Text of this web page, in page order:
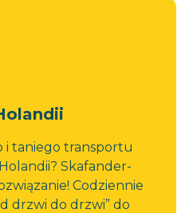
i taniego transportu
Skafander-
Codziennie
drzwi do drzwi” do